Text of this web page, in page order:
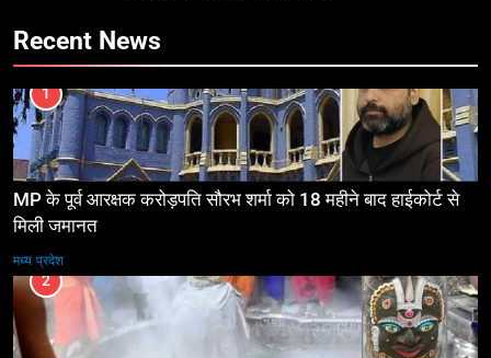
Recent News
1
MP के पूर्व आरक्षक करोड़पति सौरभ शर्मा को 18 महीने बाद हाईकोर्ट से
मिली जमानत
मध्य प्रदेश
2